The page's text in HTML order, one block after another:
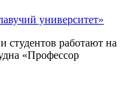
университет»
студентов работают на
«Профессор